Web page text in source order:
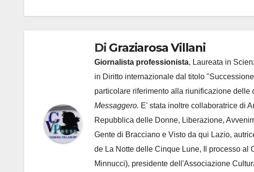
Di Graziarosa Villani
Giornalista professionista, Laureata in
in Diritto internazionale dal titolo
particolare riferimento alla riunificazione delle
Messaggero. E' stata inoltre collaboratrice di
Repubblica delle Donne, Liberazione,
Gente di Bracciano e Visto da qui Lazio,
de La Notte delle Cinque Lune, Il processo al
Minnucci), presidente dell'Associazione